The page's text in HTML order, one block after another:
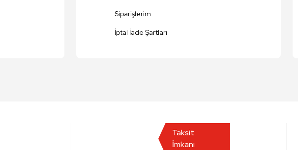
Siparişlerim
İptal İade Şartları
Taksit
İmkanı